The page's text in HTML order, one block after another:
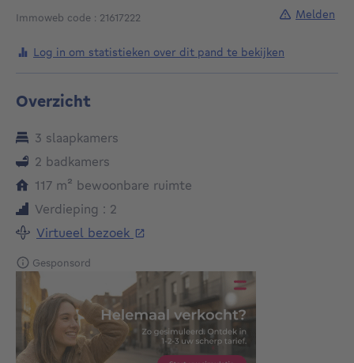
Immoweb code : 21617222
Log in om statistieken over dit pand te bekijken
Melden
Overzicht
3 slaapkamers
2 badkamers
117 m² vierkante meters
bewoonbare ruimte
Verdieping : 2
Virtueel bezoek
Gesponsord